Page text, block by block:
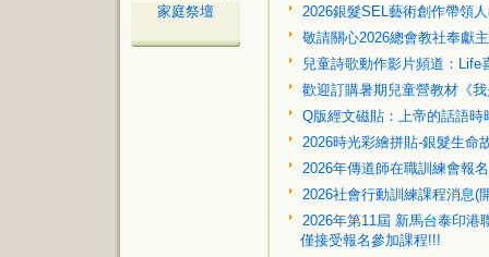
家庭祭壇
2026銀髮SEL藝術創作帶領
敬請關心2026總會教社奉獻
兒童詩歌動作影片頻道：Life
歡迎訂購暑期兒童營教材《
Q版經文磁貼：上帝的話語時
2026時光彩繪拼貼-銀髮生命
2026年傳道師在職訓練會報
2026社會行動訓練課程消息(
2026年第11屆 新馬台泰印港
僅接受報名參加課程!!!